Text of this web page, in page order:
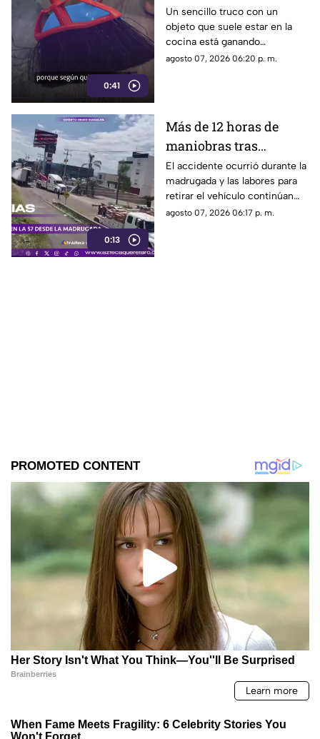
0:41
que se volvió viral
Un sencillo truco con un
objeto que suele estar en la
cocina está ganando
popularidad entre quienes
agosto 07, 2026 06:20 p. m.
0:13
Más de 12 horas de
maniobras tras
volcadura de unidad
pesada en la carretera
57
El accidente ocurrió durante la
madrugada y las labores para
retirar el vehículo continúan
desde hace más de 12 horas en
agosto 07, 2026 06:17 p. m.